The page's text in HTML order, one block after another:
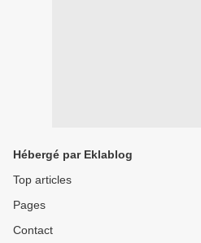
Hébergé par Eklablog
Top articles
Pages
Contact